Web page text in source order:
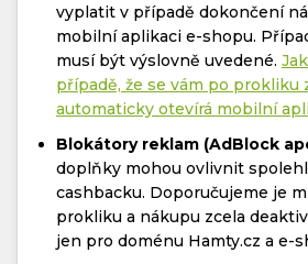
vyplatit v případě dokončení
mobilní aplikaci e-shopu.
musí být výslovně uvedené.
případě, že se vám po prokliku
automaticky otevírá mobilní
Blokátory reklam (AdBlock
doplňky mohou ovlivnit
cashbacku. Doporučujeme je
prokliku a nákupu zcela
jen pro doménu Hamty.cz a e-